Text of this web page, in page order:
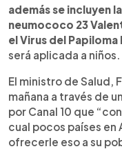
además se incluyen
neumococo 23
el Virus del Papiloma
será aplicada a niños.
El ministro de Salud,
mañana a través de
por Canal 10 que
cual pocos países
ofrecerle eso a su